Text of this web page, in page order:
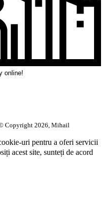
Copyright 2026, Mihail
uri pentru a oferi servicii
acest site, sunteți de acord